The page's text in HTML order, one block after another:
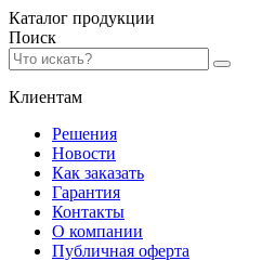
Каталог продукции
Поиск
Клиентам
Решения
Новости
Как заказать
Гарантия
Контакты
О компании
Публичная оферта